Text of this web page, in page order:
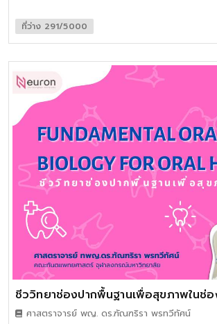
ด้านต่างๆ และสิ่งแวดล้อม การประเมินการรับรู้ขอ
ที่เกี่ยวกับภาวะสุขภาพเด็ก การแปลผลข้อค้นพบเ
พบ ซึ่งเป็นเรื่องละเอียดอ่อนและผู้ปกครองหรือผู้
เด็กควรจะรู้ และสามารถนำไปใช้ประโยชน์ได้อย่า
ปลอดภัย
ที่ว่าง 291/5000
ชีววิทยาช่องปากพื้นฐานเพื่อสุขภาพในช่อ
ศาสตราจารย์ พญ. ดร.ฑัณฑริรา พรทวีทัศน์